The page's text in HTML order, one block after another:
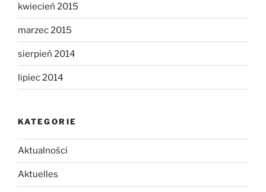
kwiecień 2015
marzec 2015
sierpień 2014
lipiec 2014
KATEGORIE
Aktualności
Aktuelles